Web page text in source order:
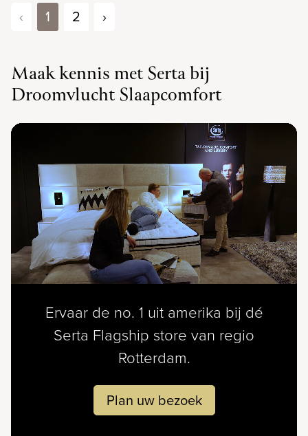
‹ 1 2 ›
Maak kennis met Serta bij
Droomvlucht Slaapcomfort
Ervaar de no. 1 uit amerika bij dé
Serta Flagship store van regio
Rotterdam.
Plan uw bezoek